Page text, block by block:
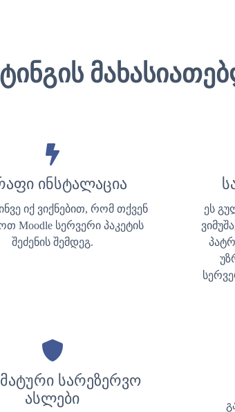
ინსტალაცია
იქ ვიქნებით, რომ თქვენ
Moodle სერვერი პაკეტის
შეძენის შემდეგ.
ეს
სარეზერვო
ასლები